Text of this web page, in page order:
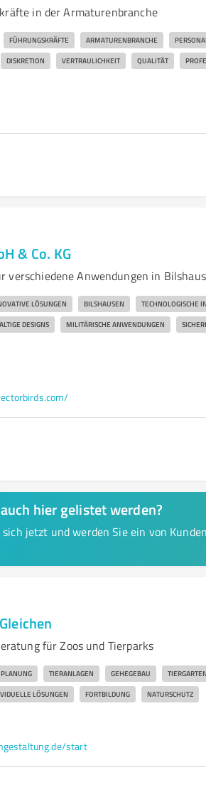
in der Armaturenbranche
FÜHRUNGSKRÄFTE ARMATURENBRANCHE
DISKRETION VERTRAULICHKEIT QUALITÄT
& Co. KG
verschiedene Anwendungen in
LÖSUNGEN BILSHAUSEN TECHNOLOGISCHE
DESIGNS MILITÄRISCHE ANWENDUNGEN
hier gelistet werden?
jetzt und werden Sie ein von
für Zoos und Tierparks
TIERANLAGEN GEHEGEBAU
LÖSUNGEN FORTBILDUNG NATURSCHUTZ
start